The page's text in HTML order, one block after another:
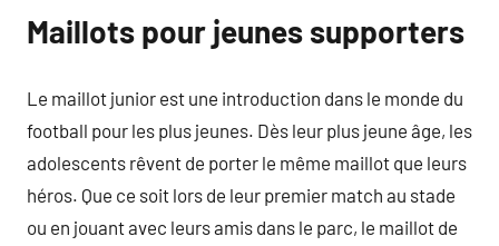
Maillots pour jeunes supporters
Le maillot junior est une introduction dans le monde du
football pour les plus jeunes. Dès leur plus jeune âge, les
adolescents rêvent de porter le même maillot que leurs
héros. Que ce soit lors de leur premier match au stade
ou en jouant avec leurs amis dans le parc, le maillot de